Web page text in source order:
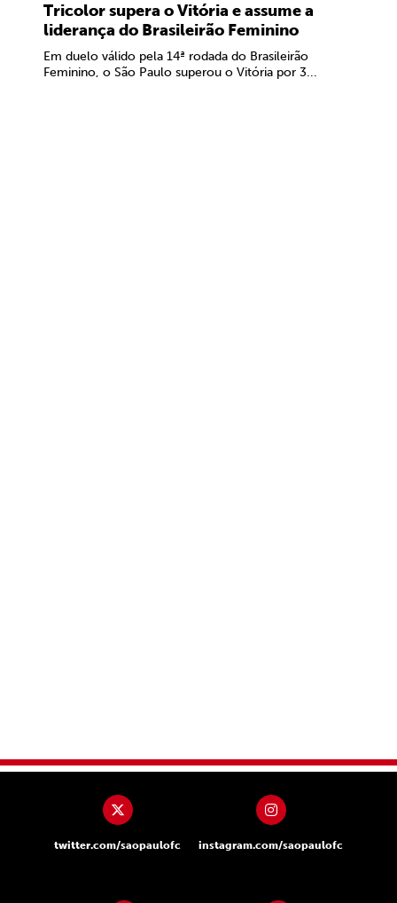
Tricolor supera o Vitória e assume a
liderança do Brasileirão Feminino
Em duelo válido pela 14ª rodada do Brasileirão
Feminino, o São Paulo superou o Vitória por 3...
twitter.com/saopaulofc instagram.com/saopaulofc